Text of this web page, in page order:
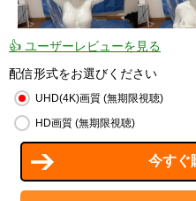
👍 ユーザーレビューを見る
配信形式をお選びください
UHD(4K)画質 (無期限視聴)
HD画質 (無期限視聴)